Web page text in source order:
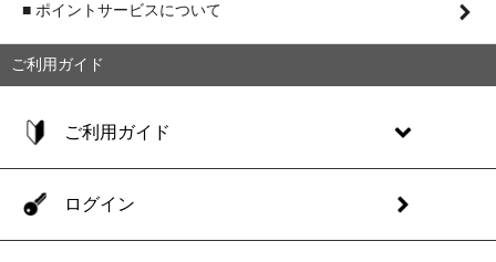
■ ポイントサービスについて
ご利用ガイド
ご利用ガイド
ログイン